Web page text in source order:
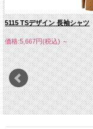
5115 TSデザイン 長袖シャツ
価格:5,667円(税込)～